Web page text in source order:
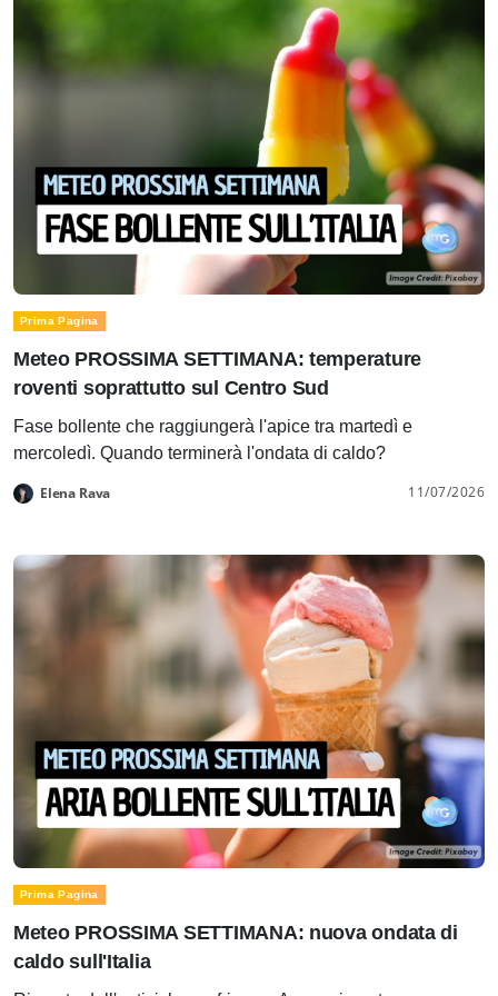
Prima Pagina
Meteo PROSSIMA SETTIMANA: temperature
roventi soprattutto sul Centro Sud
Fase bollente che raggiungerà l'apice tra martedì e
mercoledì. Quando terminerà l'ondata di caldo?
Elena Rava 11/07/2026
Prima Pagina
Meteo PROSSIMA SETTIMANA: nuova ondata di
caldo sull'Italia